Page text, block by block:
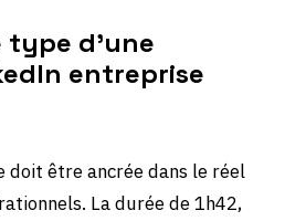
type d’une
entreprise
doit être ancrée dans le réel
La durée de 1h42,